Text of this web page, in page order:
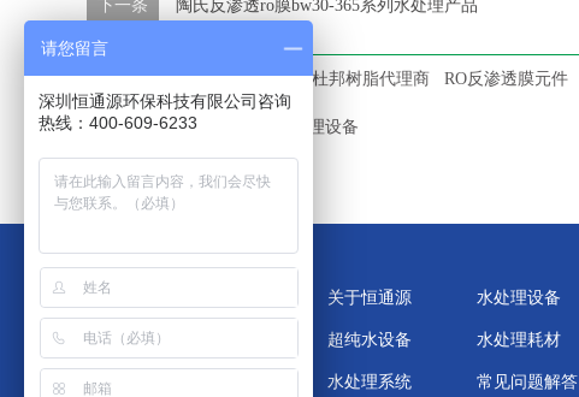
下一条 陶氏反渗透ro膜bw30-365系列水处理产品
本文标签： IONPURE EDI 杜邦树脂代理商 RO反渗透膜元件
中水回用设备 垃圾渗滤液处理设备
关于恒通源 水处理设备
超纯水设备 水处理耗材
水处理系统 常见问题解答
请您留言
深圳恒通源环保科技有限公司咨询
热线：400-609-6233